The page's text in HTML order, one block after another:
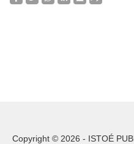
Copyright © 2026 - ISTOÉ